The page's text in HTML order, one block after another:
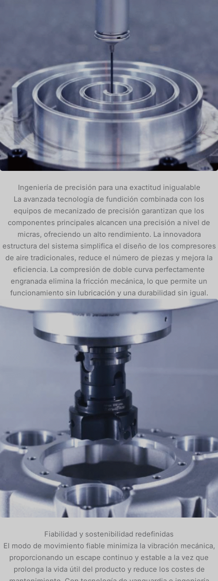
Ingeniería de precisión para una exactitud inigualable
La avanzada tecnología de fundición combinada con los
equipos de mecanizado de precisión garantizan que los
componentes principales alcancen una precisión a nivel de
micras, ofreciendo un alto rendimiento. La innovadora
estructura del sistema simplifica el diseño de los compresores
de aire tradicionales, reduce el número de piezas y mejora la
eficiencia. La compresión de doble curva perfectamente
engranada elimina la fricción mecánica, lo que permite un
funcionamiento sin lubricación y una durabilidad sin igual.
Fiabilidad y sostenibilidad redefinidas
El modo de movimiento fiable minimiza la vibración mecánica,
proporcionando un escape continuo y estable a la vez que
prolonga la vida útil del producto y reduce los costes de